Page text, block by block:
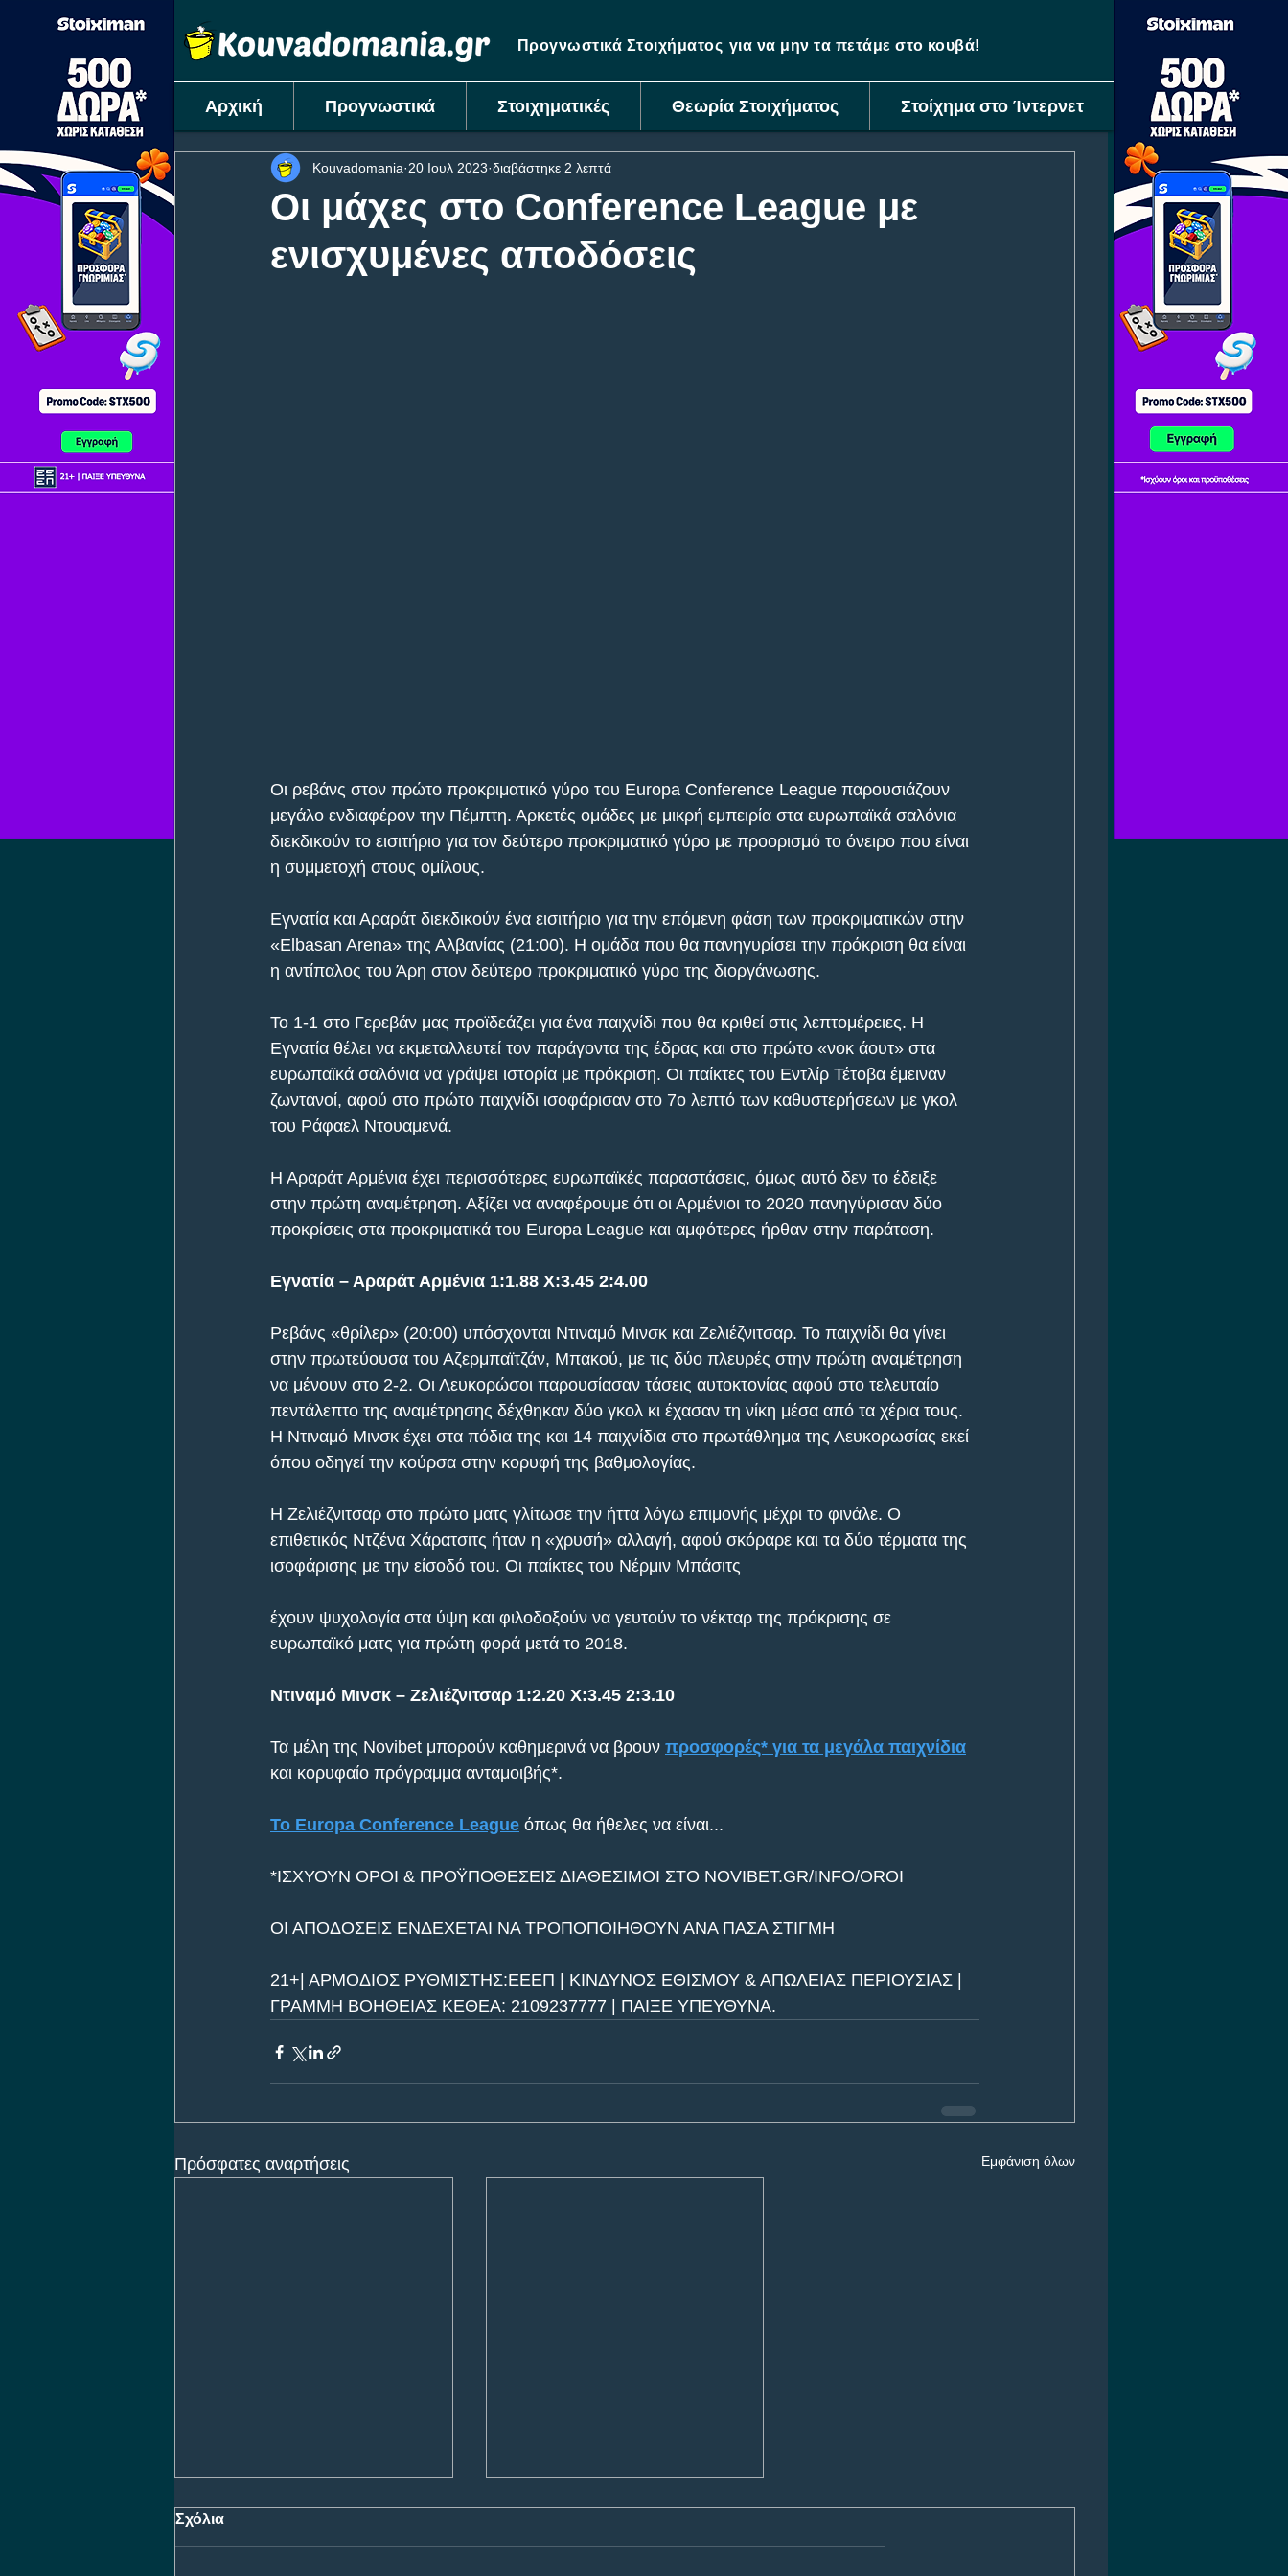
Προγνωστικά Στοιχήματος για να μην τα πετάμε στο κουβά!
Αρχική Προγνωστικά Στοιχηματικές Θεωρία Στοιχήματος Στοίχημα στο Ίντερνετ
Oι μάχες στο Conference League με
ενισχυμένες αποδόσεις
Kouvadomania 20 Ιουλ 2023 διαβάστηκε 2 λεπτά
Οι ρεβάνς στον πρώτο προκριματικό γύρο του Europa Conference League παρουσιάζουν
μεγάλο ενδιαφέρον την Πέμπτη. Αρκετές ομάδες με μικρή εμπειρία στα ευρωπαϊκά σαλόνια
διεκδικούν το εισιτήριο για τον δεύτερο προκριματικό γύρο με προορισμό το όνειρο που είναι
η συμμετοχή στους ομίλους.
Εγνατία και Αραράτ διεκδικούν ένα εισιτήριο για την επόμενη φάση των προκριματικών στην
«Elbasan Arena» της Αλβανίας (21:00). Η ομάδα που θα πανηγυρίσει την πρόκριση θα είναι
η αντίπαλος του Άρη στον δεύτερο προκριματικό γύρο της διοργάνωσης.
Το 1-1 στο Γερεβάν μας προϊδεάζει για ένα παιχνίδι που θα κριθεί στις λεπτομέρειες. Η
Εγνατία θέλει να εκμεταλλευτεί τον παράγοντα της έδρας και στο πρώτο «νοκ άουτ» στα
ευρωπαϊκά σαλόνια να γράψει ιστορία με πρόκριση. Οι παίκτες του Εντλίρ Τέτοβα έμειναν
ζωντανοί, αφού στο πρώτο παιχνίδι ισοφάρισαν στο 7ο λεπτό των καθυστερήσεων με γκολ
του Ράφαελ Ντουαμενά.
Η Αραράτ Αρμένια έχει περισσότερες ευρωπαϊκές παραστάσεις, όμως αυτό δεν το έδειξε
στην πρώτη αναμέτρηση. Αξίζει να αναφέρουμε ότι οι Αρμένιοι το 2020 πανηγύρισαν δύο
προκρίσεις στα προκριματικά του Europa League και αμφότερες ήρθαν στην παράταση.
Εγνατία – Αραράτ Αρμένια 1:1.88 Χ:3.45 2:4.00
Ρεβάνς «θρίλερ» (20:00) υπόσχονται Ντιναμό Μινσκ και Ζελιέζνιτσαρ. Το παιχνίδι θα γίνει
στην πρωτεύουσα του Αζερμπαϊτζάν, Μπακού, με τις δύο πλευρές στην πρώτη αναμέτρηση
να μένουν στο 2-2. Οι Λευκορώσοι παρουσίασαν τάσεις αυτοκτονίας αφού στο τελευταίο
πεντάλεπτο της αναμέτρησης δέχθηκαν δύο γκολ κι έχασαν τη νίκη μέσα από τα χέρια τους.
Η Ντιναμό Μινσκ έχει στα πόδια της και 14 παιχνίδια στο πρωτάθλημα της Λευκορωσίας εκεί
όπου οδηγεί την κούρσα στην κορυφή της βαθμολογίας.
Η Ζελιέζνιτσαρ στο πρώτο ματς γλίτωσε την ήττα λόγω επιμονής μέχρι το φινάλε. Ο
επιθετικός Ντζένα Χάρατσιτς ήταν η «χρυσή» αλλαγή, αφού σκόραρε και τα δύο τέρματα της
ισοφάρισης με την είσοδό του. Οι παίκτες του Νέρμιν Μπάσιτς
έχουν ψυχολογία στα ύψη και φιλοδοξούν να γευτούν το νέκταρ της πρόκρισης σε
ευρωπαϊκό ματς για πρώτη φορά μετά το 2018.
Ντιναμό Μινσκ – Ζελιέζνιτσαρ 1:2.20 Χ:3.45 2:3.10
Τα μέλη της Novibet μπορούν καθημερινά να βρουν προσφορές* για τα μεγάλα παιχνίδια
και κορυφαίο πρόγραμμα ανταμοιβής*.
To Europa Conference League όπως θα ήθελες να είναι...
*ΙΣΧΥΟΥΝ ΟΡΟΙ & ΠΡΟΫΠΟΘΕΣΕΙΣ ΔΙΑΘΕΣΙΜΟΙ ΣΤΟ NOVIBET.GR/INFO/OROI
ΟΙ ΑΠΟΔΟΣΕΙΣ ΕΝΔΕΧΕΤΑΙ ΝΑ ΤΡΟΠΟΠΟΙΗΘΟΥΝ ΑΝΑ ΠΑΣΑ ΣΤΙΓΜΗ
21+| ΑΡΜΟΔΙΟΣ ΡΥΘΜΙΣΤΗΣ:ΕΕΕΠ | ΚΙΝΔΥΝΟΣ ΕΘΙΣΜΟΥ & ΑΠΩΛΕΙΑΣ ΠΕΡΙΟΥΣΙΑΣ |
ΓΡΑΜΜΗ ΒΟΗΘΕΙΑΣ ΚΕΘΕΑ: 2109237777 | ΠΑΙΞΕ ΥΠΕΥΘΥΝΑ.
Πρόσφατες αναρτήσεις Εμφάνιση όλων
Σχόλια